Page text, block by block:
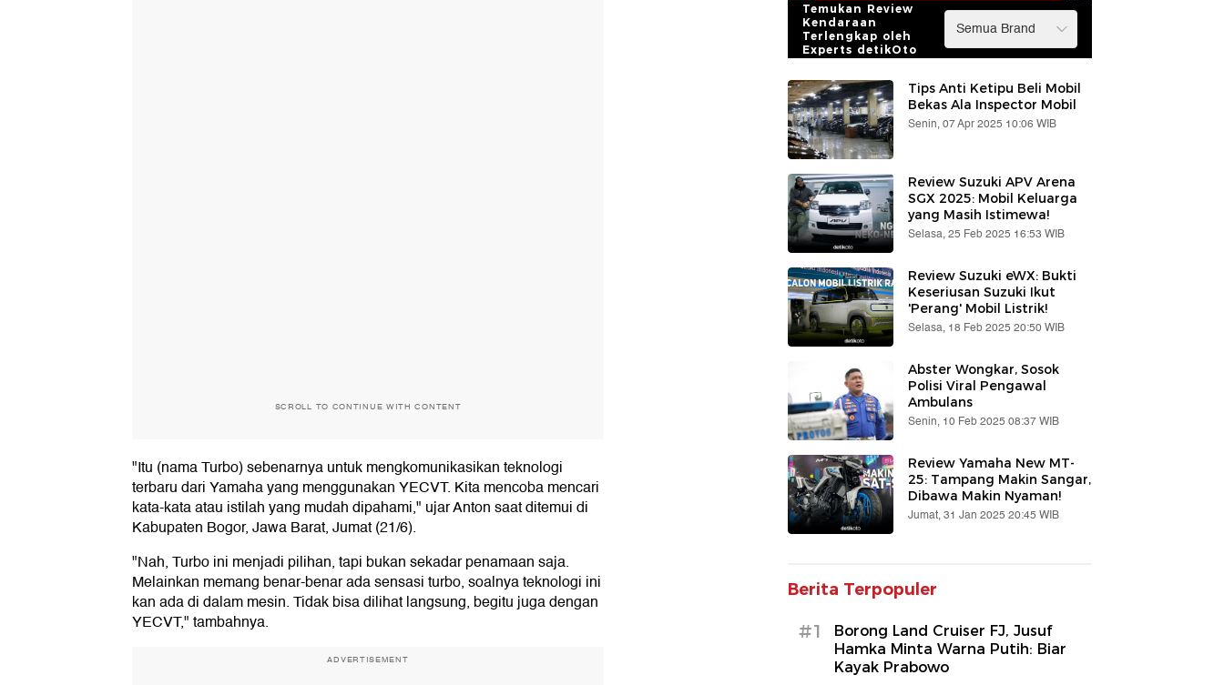
SCROLL TO CONTINUE WITH CONTENT
"Itu (nama Turbo) sebenarnya untuk mengkomunikasikan teknologi
terbaru dari Yamaha yang menggunakan YECVT. Kita mencoba mencari
kata-kata atau istilah yang mudah dipahami," ujar Anton saat ditemui di
Kabupaten Bogor, Jawa Barat, Jumat (21/6).
"Nah, Turbo ini menjadi pilihan, tapi bukan sekadar penamaan saja.
Melainkan memang benar-benar ada sensasi turbo, soalnya teknologi ini
kan ada di dalam mesin. Tidak bisa dilihat langsung, begitu juga dengan
YECVT," tambahnya.
ADVERTISEMENT
Temukan Review
Kendaraan
Terlengkap oleh
Experts detikOto
Tips Anti Ketipu Beli Mobil
Bekas Ala Inspector Mobil
Senin, 07 Apr 2025 10:06 WIB
Review Suzuki APV Arena
SGX 2025: Mobil Keluarga
yang Masih Istimewa!
Selasa, 25 Feb 2025 16:53 WIB
Review Suzuki eWX: Bukti
Keseriusan Suzuki Ikut
'Perang' Mobil Listrik!
Selasa, 18 Feb 2025 20:50 WIB
Abster Wongkar, Sosok
Polisi Viral Pengawal
Ambulans
Senin, 10 Feb 2025 08:37 WIB
Review Yamaha New MT-
25: Tampang Makin Sangar,
Dibawa Makin Nyaman!
Jumat, 31 Jan 2025 20:45 WIB
Berita Terpopuler
#1
Borong Land Cruiser FJ, Jusuf
Hamka Minta Warna Putih: Biar
Kayak Prabowo